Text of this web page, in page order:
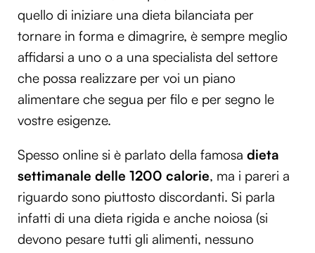
quello di iniziare una dieta bilanciata per
tornare in forma e dimagrire, è sempre meglio
affidarsi a uno o a una specialista del settore
che possa realizzare per voi un piano
alimentare che segua per filo e per segno le
vostre esigenze.
Spesso online si è parlato della famosa dieta
settimanale delle 1200 calorie, ma i pareri a
riguardo sono piuttosto discordanti. Si parla
infatti di una dieta rigida e anche noiosa (si
devono pesare tutti gli alimenti, nessuno